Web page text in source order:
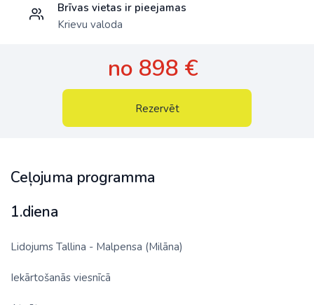
Ceļojuma programma
1.diena
Lidojums Tallina - Malpensa (Milāna)
Iekārtošanās viesnīcā
Brīvas vietas ir pieejamas
Krievu valoda
no 898 €
Rezervēt